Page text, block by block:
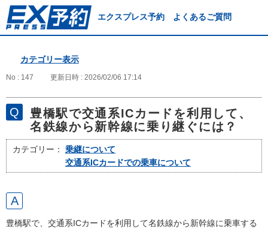
エクスプレス予約 よくあるご質問
カテゴリー表示
No : 147 更新日時 : 2026/02/06 17:14
豊橋駅で交通系ICカードを利用して、
名鉄線から新幹線に乗り継ぐには？
カテゴリー：
乗継について
交通系ICカードでの乗車について
豊橋駅で、交通系ICカードを利用して名鉄線から新幹線に乗車する